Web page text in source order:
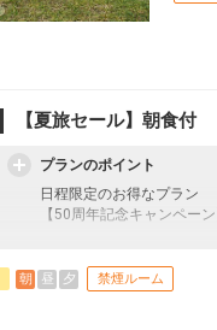
【夏旅セール】朝食付
プランのポイント
日程限定のお得なプラン
【50周年記念キャンペーン
フライトと宿泊を自由に
ん周遊旅行にも最適！
朝 昼 夕 禁煙ルーム